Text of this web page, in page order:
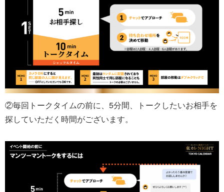
②毎回トークタイムの前に、5分間、トークしたいお相手を
探していただく時間がございます。